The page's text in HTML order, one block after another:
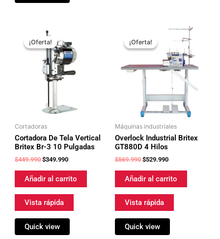
¡Oferta!
¡Oferta!
Cortadoras
Cortadora De Tela Vertical
Britex Br-3 10 Pulgadas
$449.990
El
precio
original
$449.990.
$349.990
actual
es:
$349.990.
Añadir al carrito
Vista rápida
Quick view
¡Oferta!
¡Oferta!
Máquinas industriales
Overlock Industrial Britex
GT880D 4 Hilos
$569.990
precio
original
$569.990.
$529.990
El
precio
actual
es:
$529.990.
Añadir al carrito
Vista rápida
Quick view